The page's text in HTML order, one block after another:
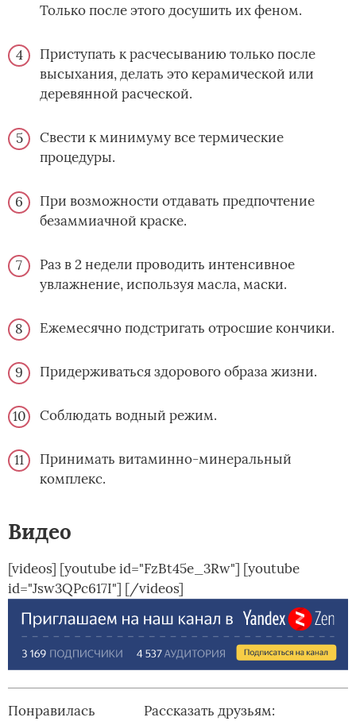
Только после этого досушить их феном.
Приступать к расчесыванию только после
высыхания, делать это керамической или
деревянной расческой.
Свести к минимуму все термические
процедуры.
При возможности отдавать предпочтение
безаммиачной краске.
Раз в 2 недели проводить интенсивное
увлажнение, используя масла, маски.
Ежемесячно подстригать отросшие кончики.
Придерживаться здорового образа жизни.
Соблюдать водный режим.
Принимать витаминно-минеральный
комплекс.
Видео
[videos] [youtube id="FzBt45e_3Rw"] [youtube
id="Jsw3QPc617I"] [/videos]
Понравилась
Рассказать друзьям: